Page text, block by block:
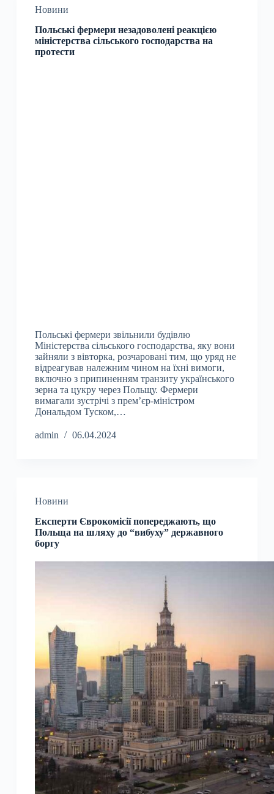
Новини
Польські фермери незадоволені реакцією
міністерства сільського господарства на
протести
Польські фермери звільнили будівлю
Міністерства сільського господарства, яку вони
зайняли з вівторка, розчаровані тим, що уряд не
відреагував належним чином на їхні вимоги,
включно з припиненням транзиту українського
зерна та цукру через Польщу. Фермери
вимагали зустрічі з прем’єр-міністром
Дональдом Туском,…
admin 06.04.2024
Новини
Експерти Єврокомісії попереджають, що
Польща на шляху до “вибуху” державного
боргу